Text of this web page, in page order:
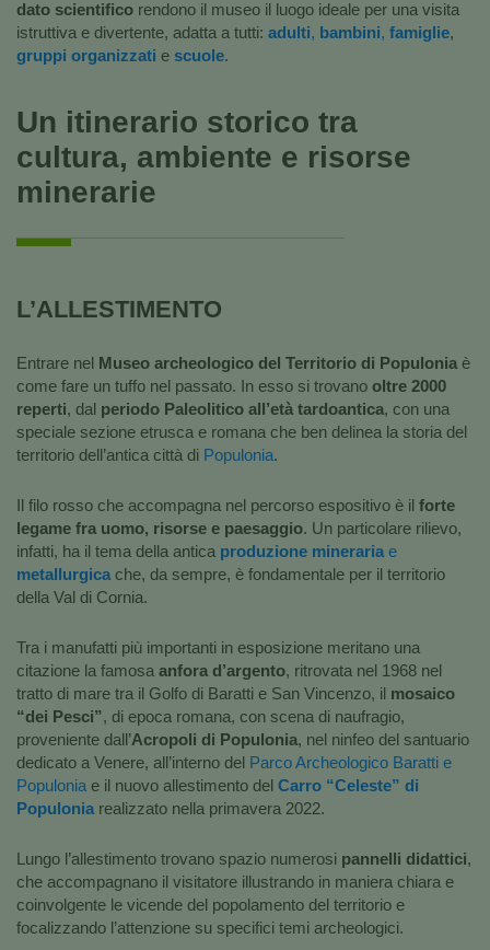
dato scientifico rendono il museo il luogo ideale per una visita
istruttiva e divertente, adatta a tutti: adulti, bambini, famiglie,
gruppi organizzati e scuole.
Un itinerario storico tra
cultura, ambiente e risorse
minerarie
L’ALLESTIMENTO
Entrare nel Museo archeologico del Territorio di Populonia è
come fare un tuffo nel passato. In esso si trovano oltre 2000
reperti, dal periodo Paleolitico all’età tardoantica, con una
speciale sezione etrusca e romana che ben delinea la storia del
territorio dell’antica città di Populonia.
Il filo rosso che accompagna nel percorso espositivo è il forte
legame fra uomo, risorse e paesaggio. Un particolare rilievo,
infatti, ha il tema della antica produzione mineraria e
metallurgica che, da sempre, è fondamentale per il territorio
della Val di Cornia.
Tra i manufatti più importanti in esposizione meritano una
citazione la famosa anfora d’argento, ritrovata nel 1968 nel
tratto di mare tra il Golfo di Baratti e San Vincenzo, il mosaico
“dei Pesci”, di epoca romana, con scena di naufragio,
proveniente dall’Acropoli di Populonia, nel ninfeo del santuario
dedicato a Venere, all’interno del Parco Archeologico Baratti e
Populonia e il nuovo allestimento del Carro “Celeste” di
Populonia realizzato nella primavera 2022.
Lungo l’allestimento trovano spazio numerosi pannelli didattici,
che accompagnano il visitatore illustrando in maniera chiara e
coinvolgente le vicende del popolamento del territorio e
focalizzando l’attenzione su specifici temi archeologici.